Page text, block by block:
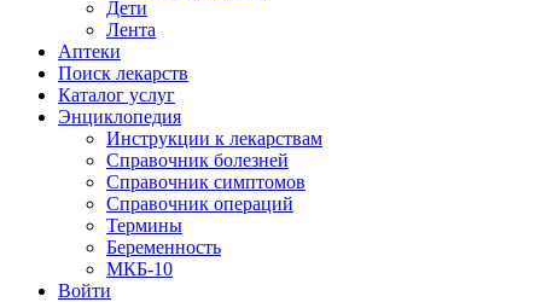
Дети
Лента
Аптеки
Поиск лекарств
Каталог услуг
Энциклопедия
Инструкции к лекарствам
Справочник болезней
Справочник симптомов
Справочник операций
Термины
Беременность
МКБ-10
Войти